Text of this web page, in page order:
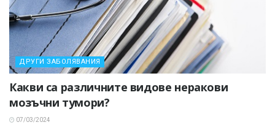
ДРУГИ ЗАБОЛЯВАНИЯ
Какви са различните видове неракови
мозъчни тумори?
07/03/2024